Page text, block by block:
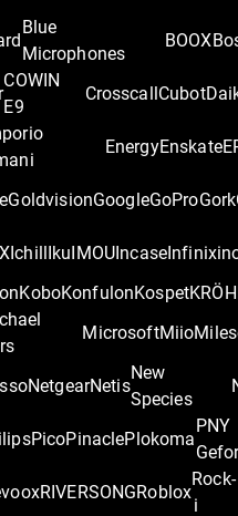
Blue
Microphones
BOOX
COWIN
E9
Crosscall Cubot
EnergyEnskate
GoldvisionGoogleGoProGork
Ichill Iku IMOU Incase Infinix
KoboKonfulonKospet
MicrosoftMiio
NetgearNetis
New
Species
PicoPinaclePlokoma
PNY
RIVERSONGRoblox
Rock-
i